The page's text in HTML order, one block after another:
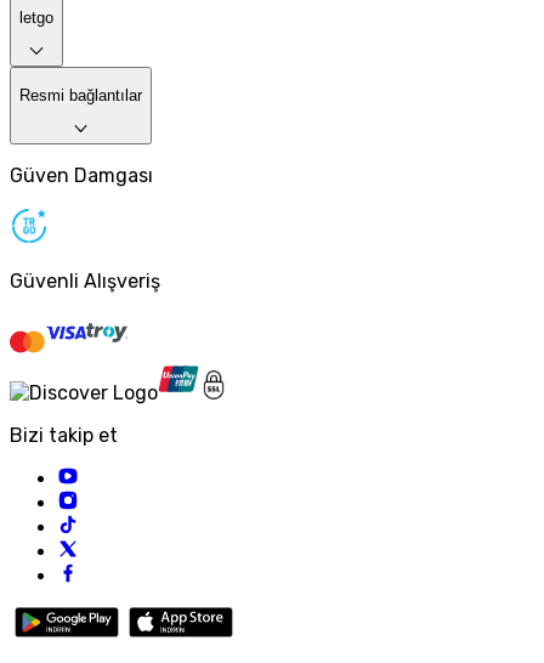
letgo
Resmi bağlantılar
Güven Damgası
Güvenli Alışveriş
Bizi takip et